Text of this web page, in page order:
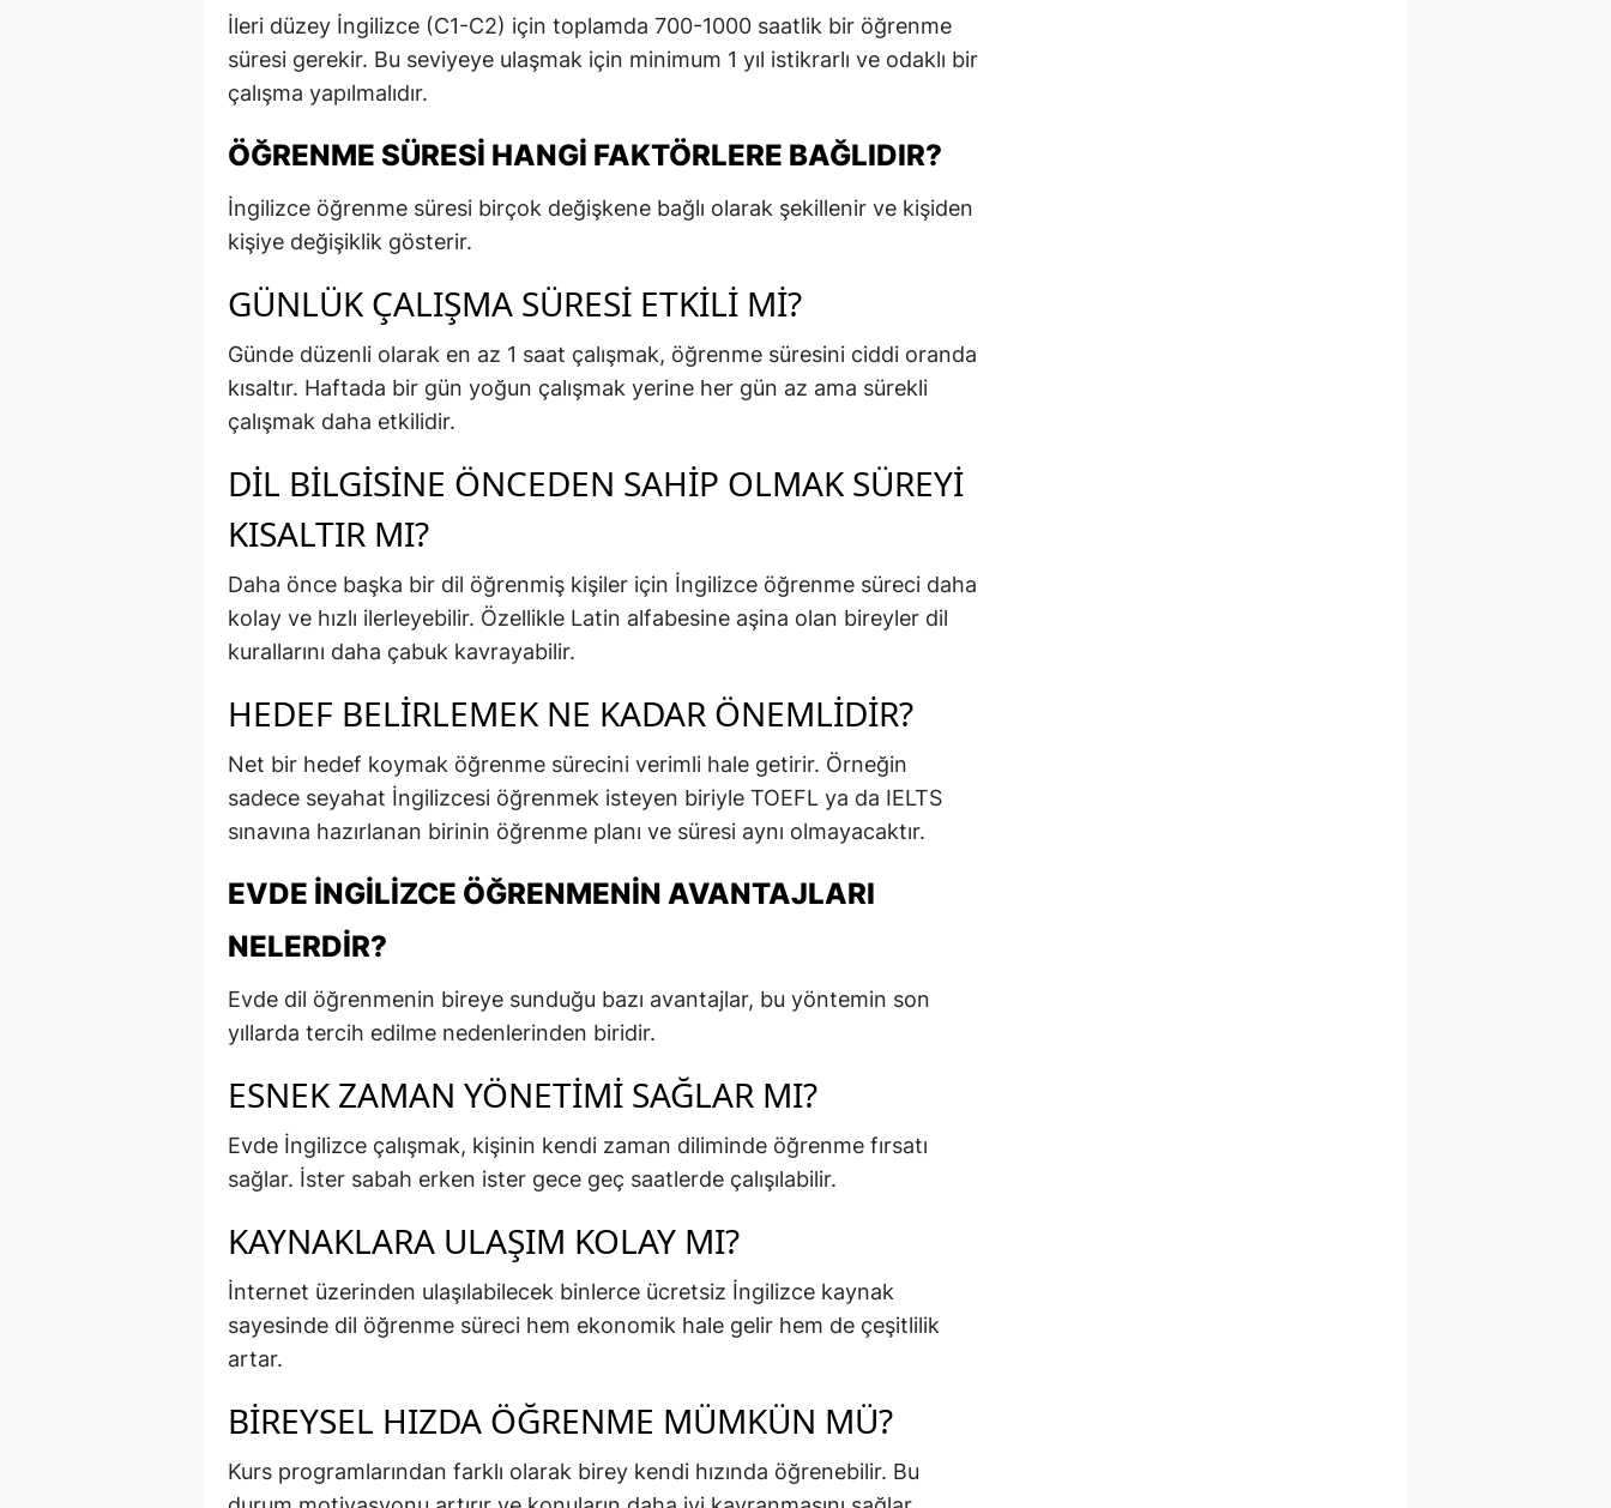
İleri düzey İngilizce (C1-C2) için toplamda 700-1000 saatlik bir öğrenme
süresi gerekir. Bu seviyeye ulaşmak için minimum 1 yıl istikrarlı ve odaklı bir
çalışma yapılmalıdır.
ÖĞRENME SÜRESI HANGI FAKTÖRLERE BAĞLIDIR?
İngilizce öğrenme süresi birçok değişkene bağlı olarak şekillenir ve kişiden
kişiye değişiklik gösterir.
GÜNLÜK ÇALIŞMA SÜRESI ETKILI MI?
Günde düzenli olarak en az 1 saat çalışmak, öğrenme süresini ciddi oranda
kısaltır. Haftada bir gün yoğun çalışmak yerine her gün az ama sürekli
çalışmak daha etkilidir.
DIL BILGISINE ÖNCEDEN SAHIP OLMAK SÜREYI
KISALTIR MI?
Daha önce başka bir dil öğrenmiş kişiler için İngilizce öğrenme süreci daha
kolay ve hızlı ilerleyebilir. Özellikle Latin alfabesine aşina olan bireyler dil
kurallarını daha çabuk kavrayabilir.
HEDEF BELIRLEMEK NE KADAR ÖNEMLIDIR?
Net bir hedef koymak öğrenme sürecini verimli hale getirir. Örneğin
sadece seyahat İngilizcesi öğrenmek isteyen biriyle TOEFL ya da IELTS
sınavına hazırlanan birinin öğrenme planı ve süresi aynı olmayacaktır.
EVDE İNGILIZCE ÖĞRENMENIN AVANTAJLARI
NELERDIR?
Evde dil öğrenmenin bireye sunduğu bazı avantajlar, bu yöntemin son
yıllarda tercih edilme nedenlerinden biridir.
ESNEK ZAMAN YÖNETIMI SAĞLAR MI?
Evde İngilizce çalışmak, kişinin kendi zaman diliminde öğrenme fırsatı
sağlar. İster sabah erken ister gece geç saatlerde çalışılabilir.
KAYNAKLARA ULAŞIM KOLAY MI?
İnternet üzerinden ulaşılabilecek binlerce ücretsiz İngilizce kaynak
sayesinde dil öğrenme süreci hem ekonomik hale gelir hem de çeşitlilik
artar.
BIREYSEL HIZDA ÖĞRENME MÜMKÜN MÜ?
Kurs programlarından farklı olarak birey kendi hızında öğrenebilir. Bu